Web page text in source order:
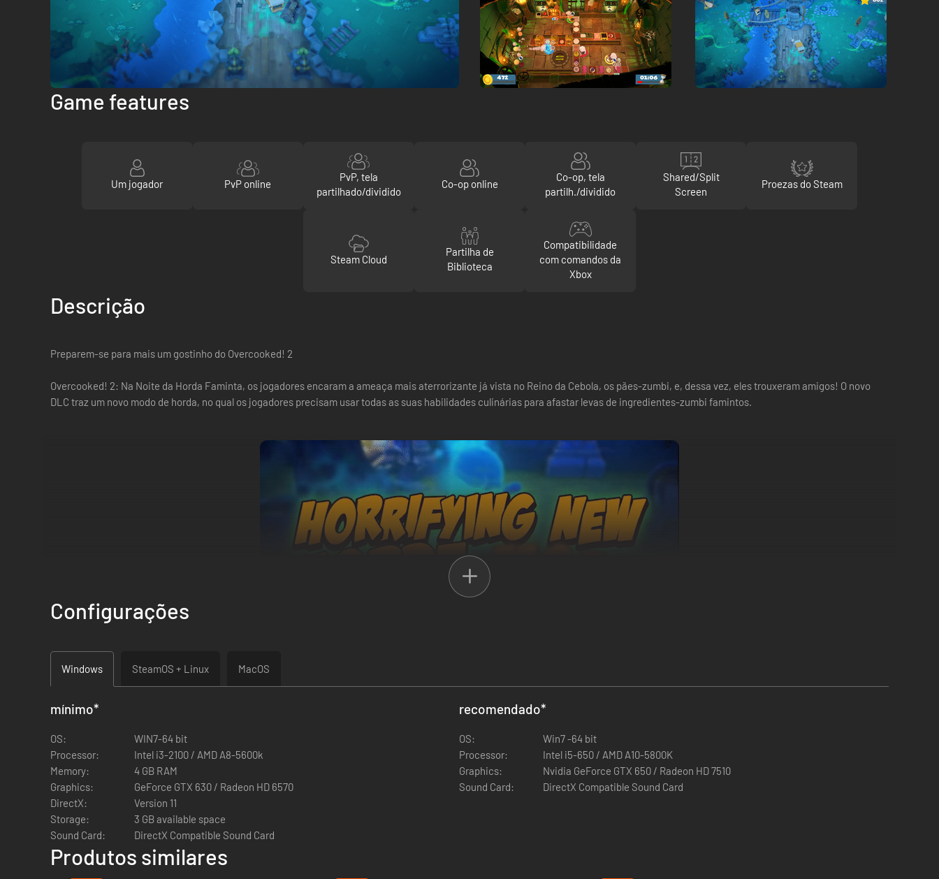
Game features
Um jogador PvP online
PvP, tela
partilhado/dividido
Co-op online
Co-op, tela
partilh./dividido
Shared/Split
Screen
Proezas do Steam
Steam Cloud
Partilha de
Biblioteca
Compatibilidade
com comandos da
Xbox
Descrição
Preparem-se para mais um gostinho do Overcooked! 2
Overcooked! 2: Na Noite da Horda Faminta, os jogadores encaram a ameaça mais aterrorizante já vista no Reino da Cebola, os pães-zumbi, e, dessa vez, eles trouxeram amigos! O novo
DLC traz um novo modo de horda, no qual os jogadores precisam usar todas as suas habilidades culinárias para afastar levas de ingredientes-zumbi famintos.
picantes
Configurações
Windows SteamOS + Linux MacOS
mínimo*
OS:
WIN7-64 bit
Processor:
Intel i3-2100 / AMD A8-5600k
Memory:
4 GB RAM
Graphics:
GeForce GTX 630 / Radeon HD 6570
DirectX:
Version 11
Storage:
3 GB available space
Sound Card:
DirectX Compatible Sound Card
recomendado*
OS:
Win7 -64 bit
Processor:
Intel i5-650 / AMD A10-5800K
Graphics:
Nvidia GeForce GTX 650 / Radeon HD 7510
Sound Card:
DirectX Compatible Sound Card
Produtos similares